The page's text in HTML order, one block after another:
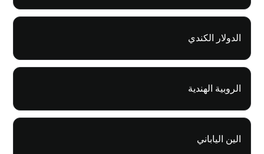
الدولار الكندي
الروبية الهندية
الين الياباني